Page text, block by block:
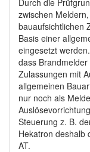
zwischen
bauaufsichtlichen
Basis einer
eingesetzt
dass
Zulassungen mit
allgemeinen
nur noch als
Steuerung z. B.
Hekatron deshalb
AT.